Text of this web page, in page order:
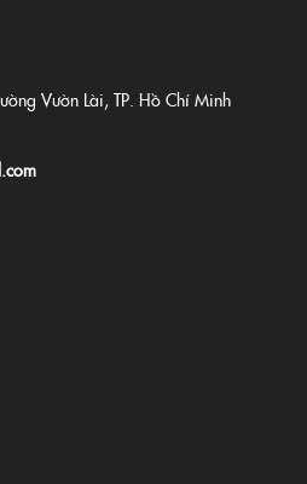
Vườn Lài, TP. Hồ Chí Minh